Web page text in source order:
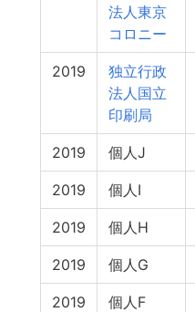
法人東京
コロニー
2019
独立行政
法人国立
印刷局
2019 個人J
2019 個人I
2019 個人H
2019 個人G
2019 個人F